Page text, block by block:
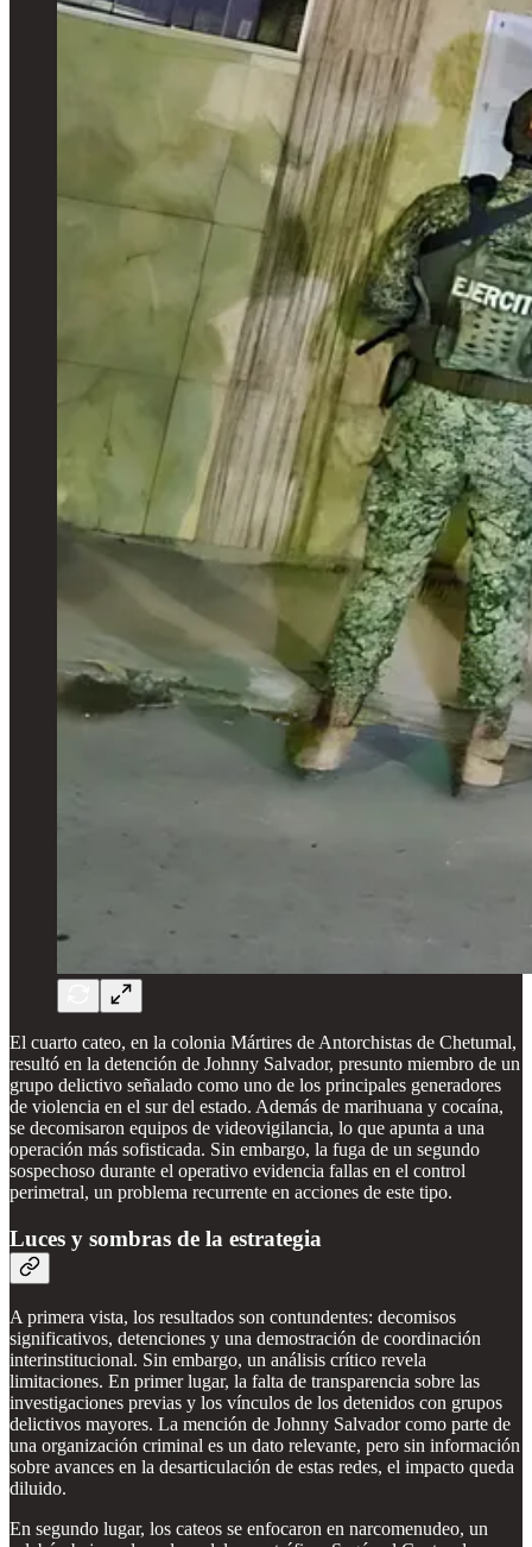
El cuarto cateo, en la colonia Mártires de Antorchistas de Chetumal,
resultó en la detención de Johnny Salvador, presunto miembro de un
grupo delictivo señalado como uno de los principales generadores
de violencia en el sur del estado. Además de marihuana y cocaína,
se decomisaron equipos de videovigilancia, lo que apunta a una
operación más sofisticada. Sin embargo, la fuga de un segundo
sospechoso durante el operativo evidencia fallas en el control
perimetral, un problema recurrente en acciones de este tipo.
Luces y sombras de la estrategia
A primera vista, los resultados son contundentes: decomisos
significativos, detenciones y una demostración de coordinación
interinstitucional. Sin embargo, un análisis crítico revela
limitaciones. En primer lugar, la falta de transparencia sobre las
investigaciones previas y los vínculos de los detenidos con grupos
delictivos mayores. La mención de Johnny Salvador como parte de
una organización criminal es un dato relevante, pero sin información
sobre avances en la desarticulación de estas redes, el impacto queda
diluido.
En segundo lugar, los cateos se enfocaron en narcomenudeo, un